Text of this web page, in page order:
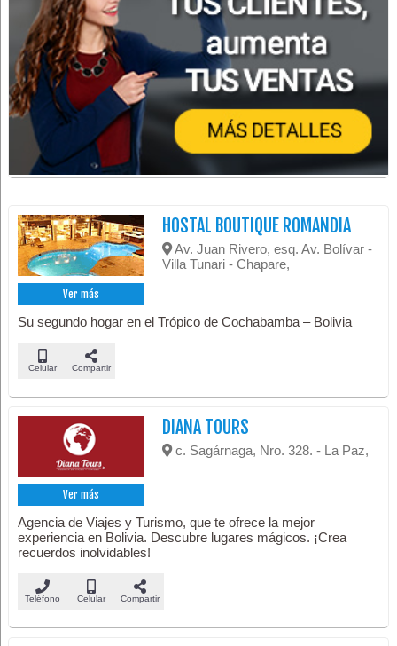
Ver más
HOSTAL BOUTIQUE ROMANDIA
Av. Juan Rivero, esq. Av. Bolívar -
Villa Tunari - Chapare,
Su segundo hogar en el Trópico de Cochabamba – Bolivia
Celular Compartir
Ver más
DIANA TOURS
c. Sagárnaga, Nro. 328. - La Paz,
Agencia de Viajes y Turismo, que te ofrece la mejor
experiencia en Bolivia. Descubre lugares mágicos. ¡Crea
recuerdos inolvidables!
Teléfono Celular Compartir